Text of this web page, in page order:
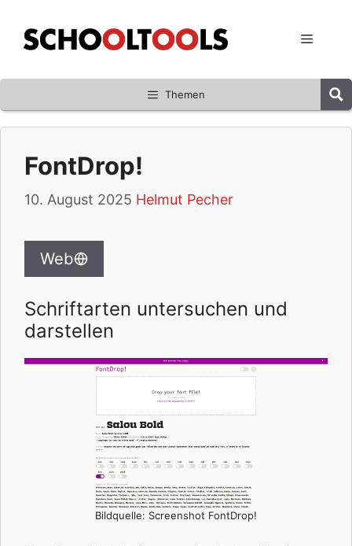
Inhalt
springen
Menü
Themen
FontDrop!
10. August 2025 Helmut Pecher
Web
Schriftarten untersuchen und
darstellen
Bildquelle: Screenshot FontDrop!